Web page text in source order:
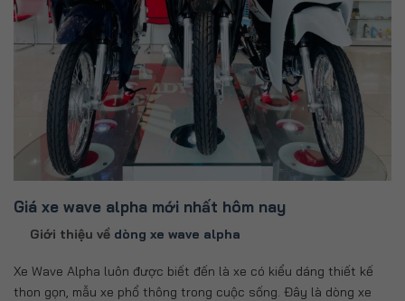
Giá xe wave alpha mới nhất hôm nay
Giới thiệu về dòng xe wave alpha
Xe Wave Alpha luôn được biết đến là xe có kiểu dáng thiết kế
thon gọn, mẫu xe phổ thông trong cuộc sống. Đây là dòng xe